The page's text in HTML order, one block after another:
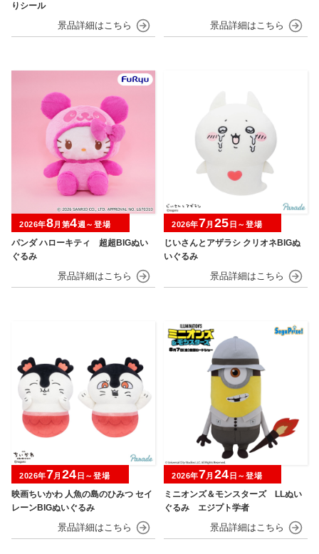
りシール
パンダ ハローキティ 超超BIGぬい
ぐるみ
2026年8月第4週～登場
じいさんとアザラシ クリオネBIGぬ
いぐるみ
2026年7月 25 日～登場
映画ちいかわ 人魚の島のひみつ セイ
レーンBIGぬいぐるみ
2026年7月 24 日～登場
ミニオンズ＆モンスターズ LLぬい
ぐるみ エジプト学者
2026年7月 24 日～登場